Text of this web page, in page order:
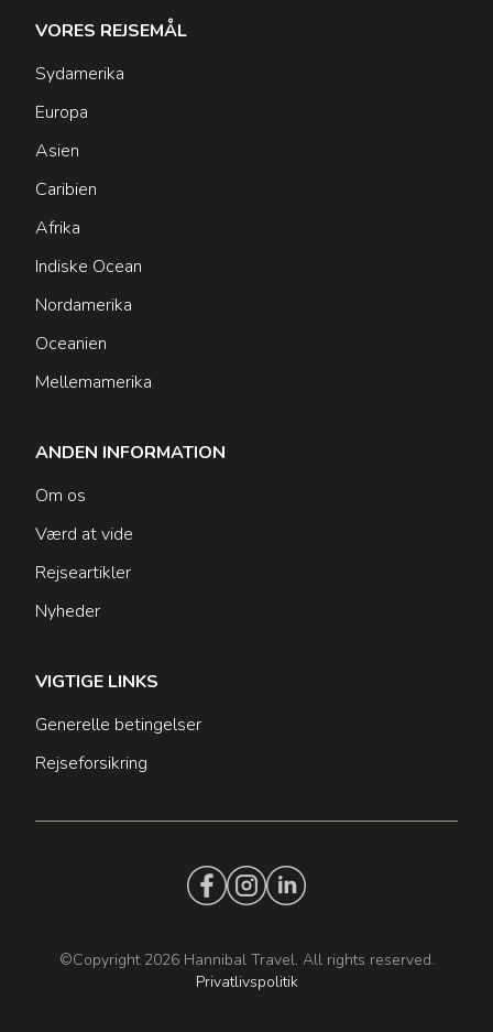
VORES REJSEMÅL
Sydamerika
Europa
Asien
Caribien
Afrika
Indiske Ocean
Nordamerika
Oceanien
Mellemamerika
ANDEN INFORMATION
Om os
Værd at vide
Rejseartikler
Nyheder
VIGTIGE LINKS
Generelle betingelser
Rejseforsikring
©Copyright 2026 Hannibal Travel. All rights reserved.
Privatlivspolitik